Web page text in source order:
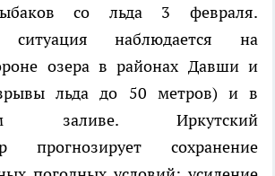
со льда 3 февраля.
ситуация наблюдается на
озера в районах Давши и
льда до 50 метров) и в
заливе. Иркутский
прогнозирует сохранение